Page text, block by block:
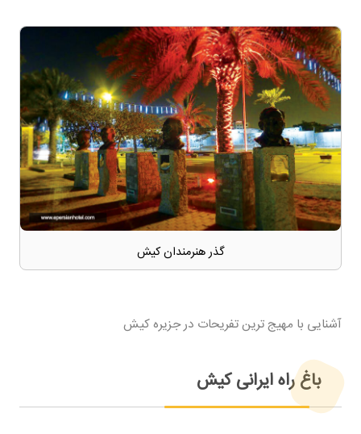
گذر هنرمندان کیش
آشنایی با مهیج ترین تفریحات در جزیره کیش
باغ راه ایرانی کیش